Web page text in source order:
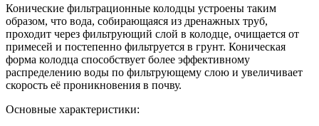
Конические фильтрационные колодцы устроены таким
образом, что вода, собирающаяся из дренажных труб,
проходит через фильтрующий слой в колодце, очищается от
примесей и постепенно фильтруется в грунт. Коническая
форма колодца способствует более эффективному
распределению воды по фильтрующему слою и увеличивает
скорость её проникновения в почву.
Основные характеристики: